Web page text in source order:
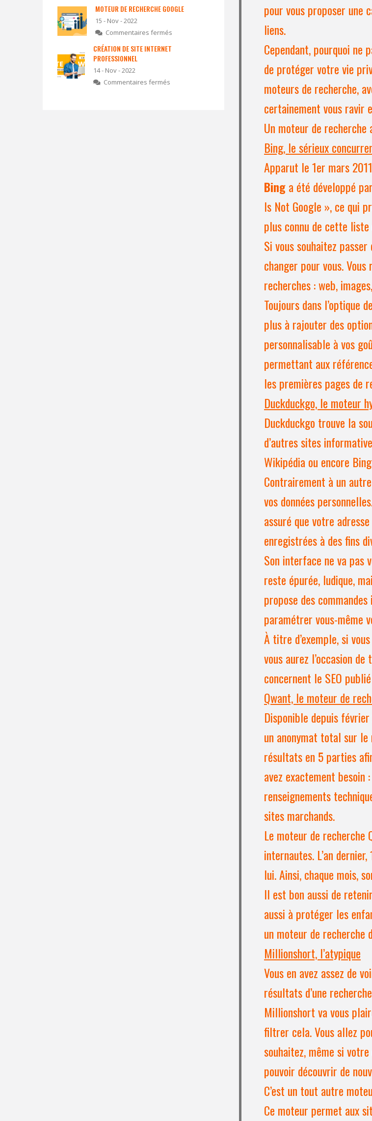
pour vous proposer une
liens.
Cependant, pourquoi ne
de protéger votre vie
moteurs de recherche,
certainement vous ravir
Un moteur de
Bing, le sérieux
Apparut le 1er mars
Binga été développé
Is Not Google », ce qui
plus connu de cette
Si vous souhaitez
changer pour vous.
recherches : web,
Toujours dans l’optique
plus à rajouter des
personnalisable à vos
permettant aux
les premières pages de
Duckduckgo, le moteur
Duckduckgo trouve la
d’autres sites
Wikipédia ou encore
Contrairement à un
vos données
assuré que votre
enregistrées à des fins
Son interface ne va pas
reste épurée, ludique,
propose des
paramétrer vous-même
À titre d’exemple, si
vous aurez l’occasion
concernent le SEO
Qwant, le moteur de
Disponible depuis
un anonymat total sur le
résultats en 5 parties
avez exactement
renseignements
sites marchands.
Le moteur de
internautes. L’an
lui. Ainsi, chaque mois,
Il est bon aussi de
aussi à protéger les
un moteur de recherche
Millionshort, l’atypique
Vous en avez assez de
résultats d’une
Millionshort va vous
filtrer cela. Vous allez
souhaitez, même si
pouvoir découvrir de
C’est un tout autre
Ce moteur permet aux
MOTEUR DE RECHERCHE GOOGLE
15 - Nov - 2022
Commentaires fermés
CRÉATION DE SITE INTERNET
PROFESSIONNEL
14 - Nov - 2022
Commentaires fermés